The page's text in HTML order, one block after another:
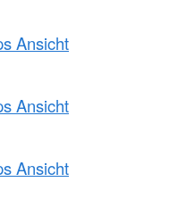
Ansicht
Ansicht
Ansicht